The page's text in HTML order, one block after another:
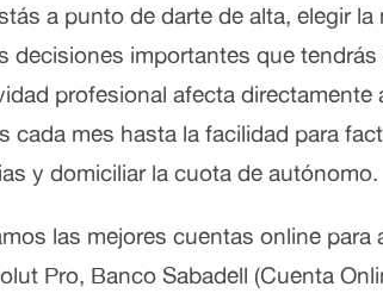
a punto de darte de alta, elegir
decisiones importantes que
profesional afecta directamente
cada mes hasta la facilidad para
y domiciliar la cuota de autónomo.
las mejores cuentas online
Pro, Banco Sabadell (Cuenta